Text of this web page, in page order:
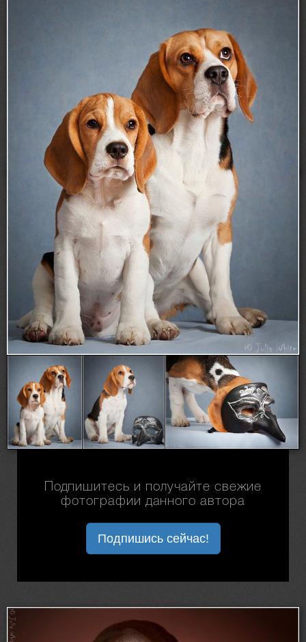
Подпишитесь и получайте свежие
фотографии данного автора
Подпишись сейчас!